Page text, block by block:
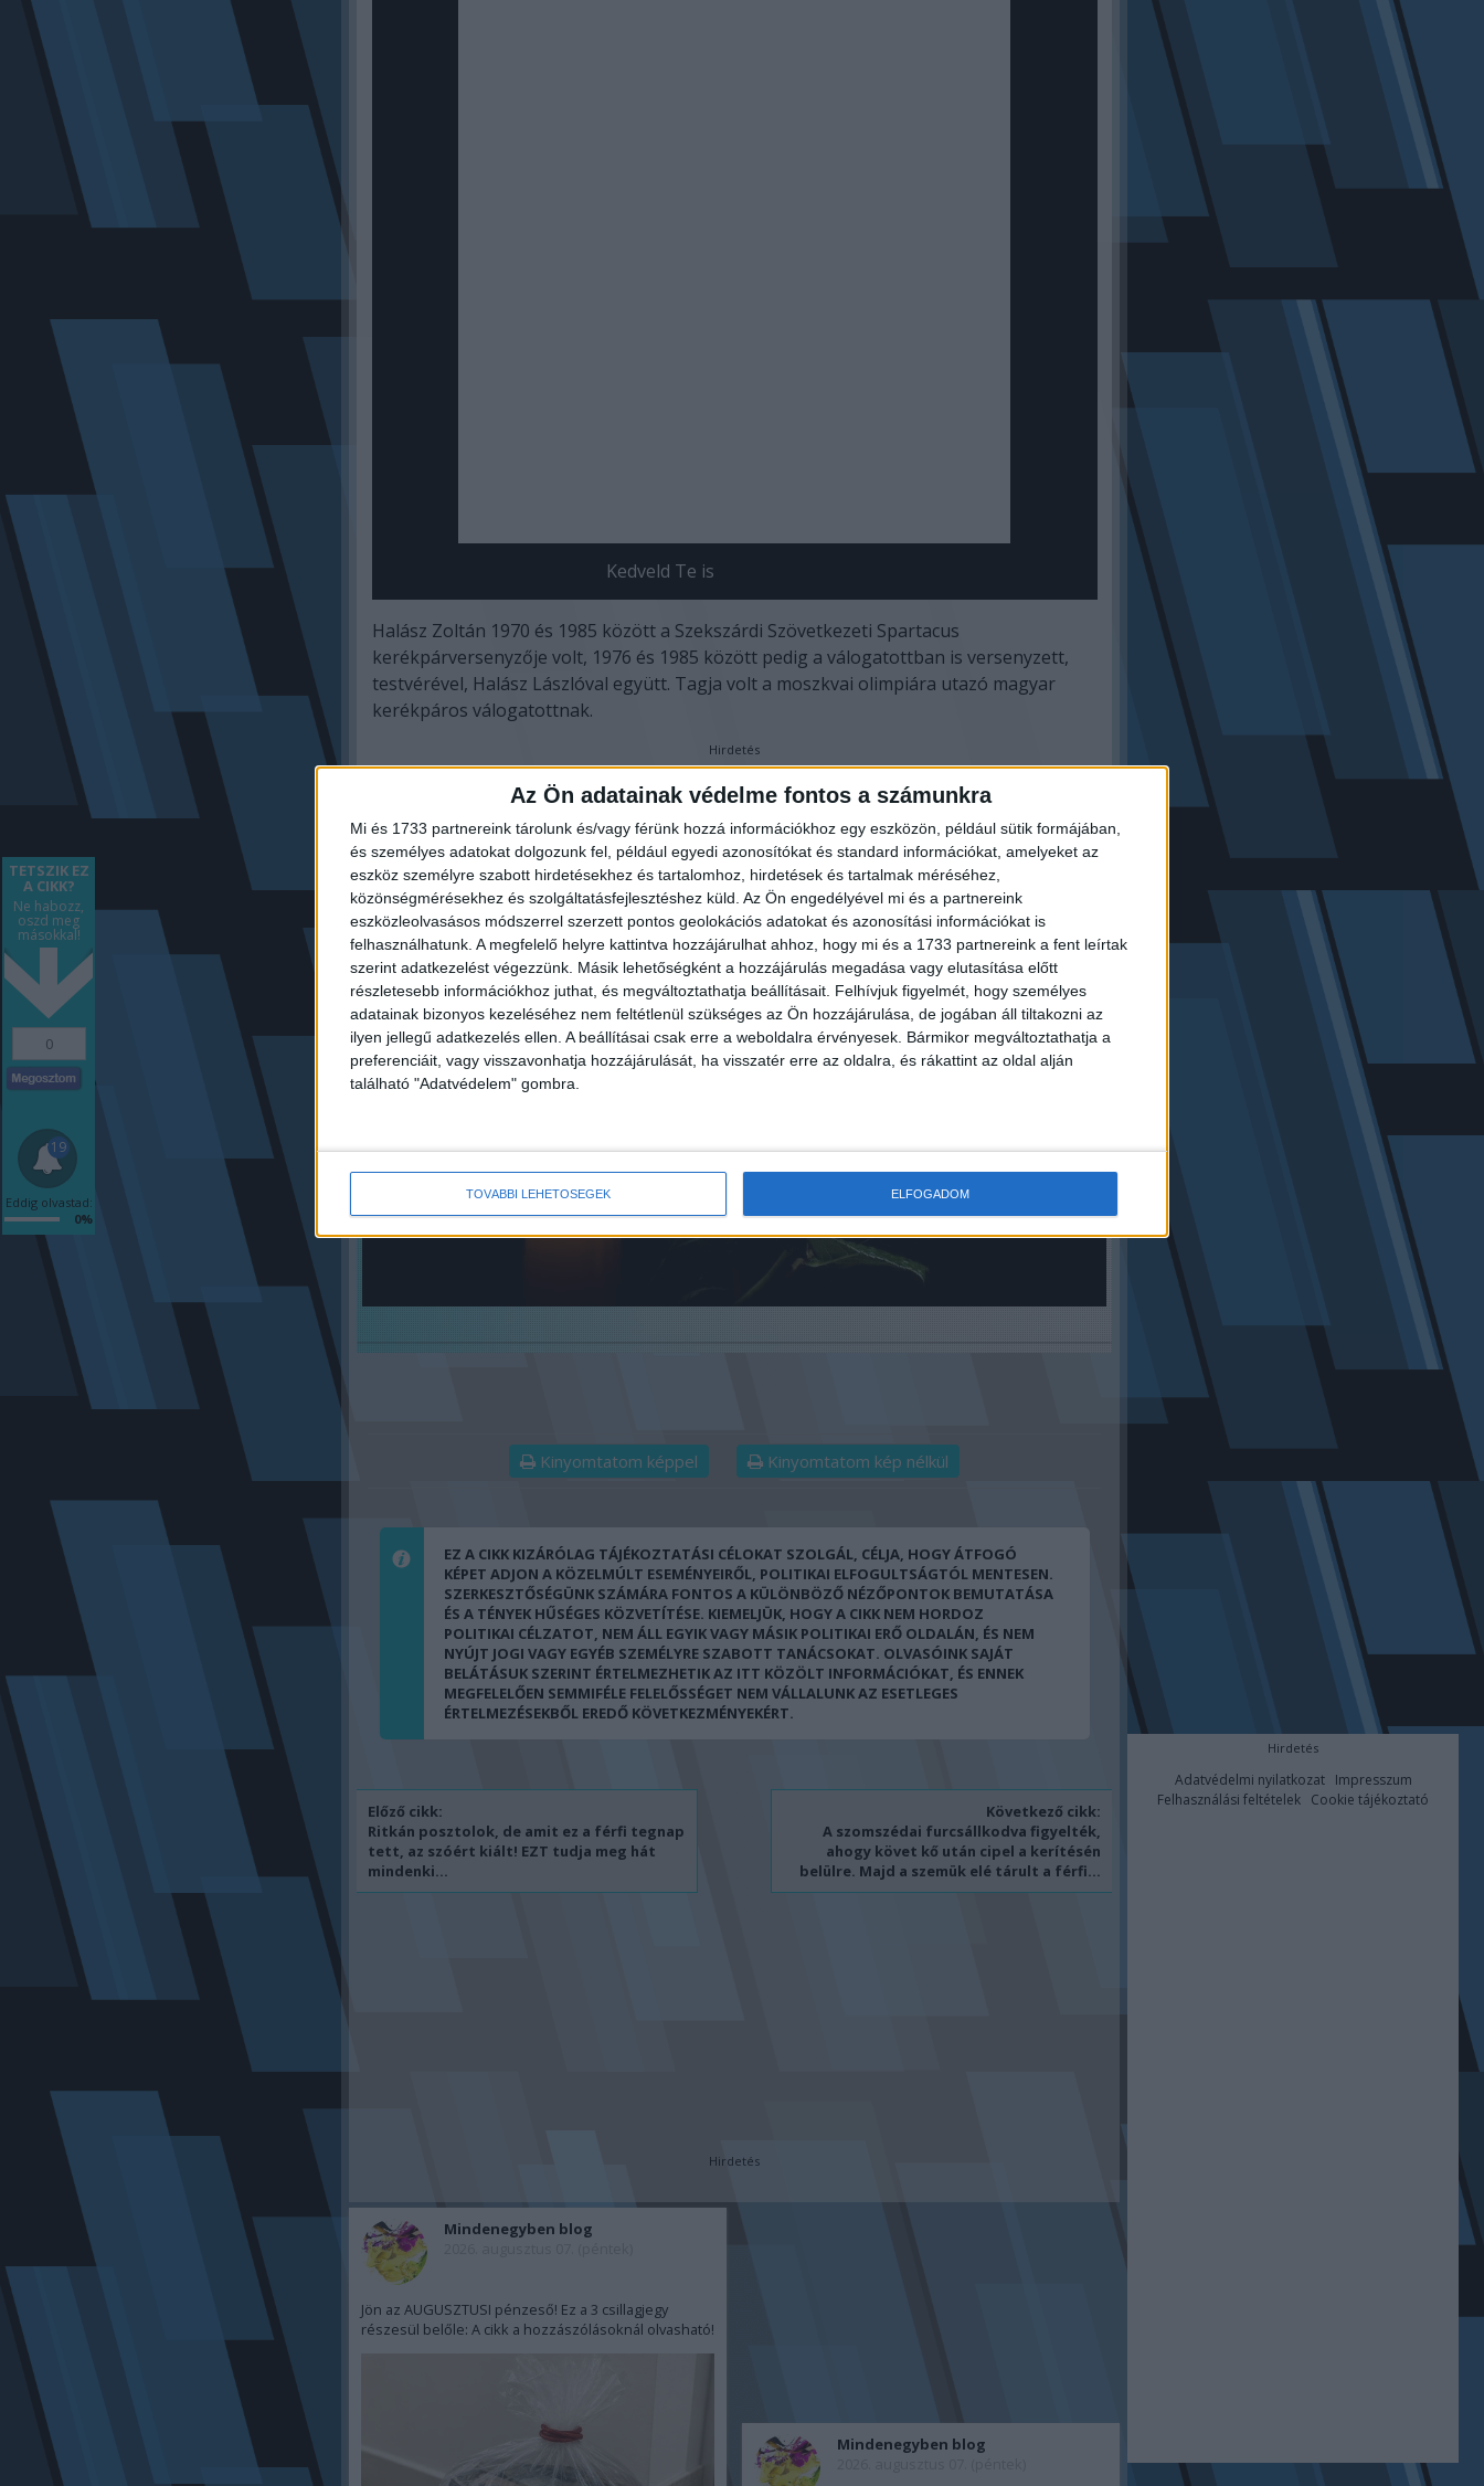
Az Ön adatainak védelme fontos a számunkra
Mi és 1733 partnereink tárolunk és/vagy férünk hozzá információkhoz egy eszközön, például sütik formájában,
és személyes adatokat dolgozunk fel, például egyedi azonosítókat és standard információkat, amelyeket az
eszköz személyre szabott hirdetésekhez és tartalomhoz, hirdetések és tartalmak méréséhez,
közönségmérésekhez és szolgáltatásfejlesztéshez küld. Az Ön engedélyével mi és a partnereink
eszközleolvasásos módszerrel szerzett pontos geolokációs adatokat és azonosítási információkat is
felhasználhatunk. A megfelelő helyre kattintva hozzájárulhat ahhoz, hogy mi és a 1733 partnereink a fent leírtak
szerint adatkezelést végezzünk. Másik lehetőségként a hozzájárulás megadása vagy elutasítása előtt
részletesebb információkhoz juthat, és megváltoztathatja beállításait. Felhívjuk figyelmét, hogy személyes
adatainak bizonyos kezeléséhez nem feltétlenül szükséges az Ön hozzájárulása, de jogában áll tiltakozni az
ilyen jellegű adatkezelés ellen. A beállításai csak erre a weboldalra érvényesek. Bármikor megváltoztathatja a
preferenciáit, vagy visszavonhatja hozzájárulását, ha visszatér erre az oldalra, és rákattint az oldal alján
található "Adatvédelem" gombra.
TOVÁBBI LEHETŐSÉGEK ELFOGADOM
TETSZIK EZ
A CIKK?
Ne habozz,
oszd meg
másokkal!
0
19
Eddig olvastad:
0%
Hirdetés
Adatvédelmi nyilatkozat Impresszum
Felhasználási feltételek Cookie tájékoztató
Kedveld Te is
Halász Zoltán 1970 és 1985 között a Szekszárdi Szövetkezeti Spartacus
kerékpárversenyzője volt, 1976 és 1985 között pedig a válogatottban is versenyzett,
testvérével, Halász Lászlóval együtt. Tagja volt a moszkvai olimpiára utazó magyar
kerékpáros válogatottnak.
Hirdetés
f Megosztás a Facebookon
Kinyomtatom képpel Kinyomtatom kép nélkül
EZ A CIKK KIZÁRÓLAG TÁJÉKOZTATÁSI CÉLOKAT SZOLGÁL, CÉLJA, HOGY ÁTFOGÓ
KÉPET ADJON A KÖZELMÚLT ESEMÉNYEIRŐL, POLITIKAI ELFOGULTSÁGTÓL MENTESEN.
SZERKESZTŐSÉGÜNK SZÁMÁRA FONTOS A KÜLÖNBÖZŐ NÉZŐPONTOK BEMUTATÁSA
ÉS A TÉNYEK HŰSÉGES KÖZVETÍTÉSE. KIEMELJÜK, HOGY A CIKK NEM HORDOZ
POLITIKAI CÉLZATOT, NEM ÁLL EGYIK VAGY MÁSIK POLITIKAI ERŐ OLDALÁN, ÉS NEM
NYÚJT JOGI VAGY EGYÉB SZEMÉLYRE SZABOTT TANÁCSOKAT. OLVASÓINK SAJÁT
BELÁTÁSUK SZERINT ÉRTELMEZHETIK AZ ITT KÖZÖLT INFORMÁCIÓKAT, ÉS ENNEK
MEGFELELŐEN SEMMIFÉLE FELELŐSSÉGET NEM VÁLLALUNK AZ ESETLEGES
ÉRTELMEZÉSEKBŐL EREDŐ KÖVETKEZMÉNYEKÉRT.
Előző cikk:
Ritkán posztolok, de amit ez a férfi tegnap
tett, az szóért kiált! EZT tudja meg hát
mindenki...
Következő cikk:
A szomszédai furcsállkodva figyelték,
ahogy követ kő után cipel a kerítésén
belülre. Majd a szemük elé tárult a férfi...
Hirdetés
Mindenegyben blog
Jön az AUGUSZTUSI pénzeső! Ez a 3 csillagjegy
részesül belőle: A cikk a hozzászólásoknál olvasható!
Mindenegyben blog